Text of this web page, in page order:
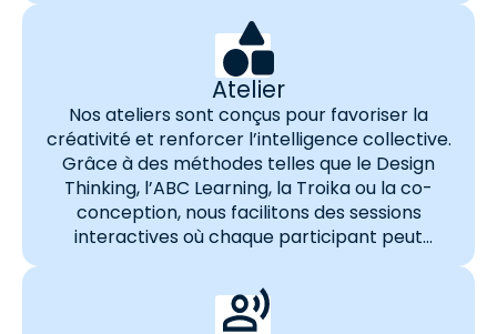
Atelier
Nos ateliers sont conçus pour favoriser la
créativité et renforcer l’intelligence collective.
Grâce à des méthodes telles que le Design
Thinking, l’ABC Learning, la Troika ou la co-
conception, nous facilitons des sessions
interactives où chaque participant peut
disponibles en présentiel ou en distanciel, sont
adaptés aux besoins spécifiques de votre…